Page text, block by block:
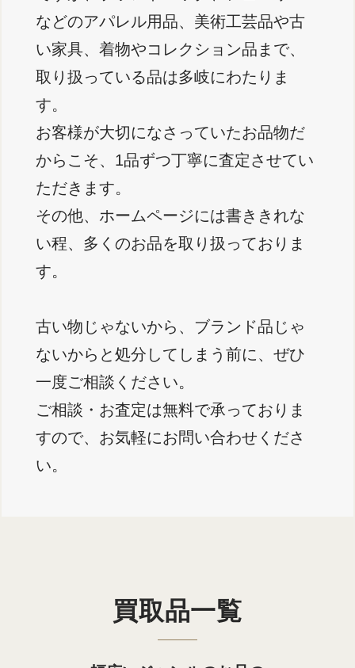
などのアパレル用品、美術工芸品や古
い家具、着物やコレクション品まで、
取り扱っている品は多岐にわたりま
す。
お客様が大切になさっていたお品物だ
からこそ、1品ずつ丁寧に査定させてい
ただきます。
その他、ホームページには書ききれな
い程、多くのお品を取り扱っておりま
す。
古い物じゃないから、ブランド品じゃ
ないからと処分してしまう前に、ぜひ
一度ご相談ください。
ご相談・お査定は無料で承っておりま
すので、お気軽にお問い合わせくださ
い。
買取品一覧